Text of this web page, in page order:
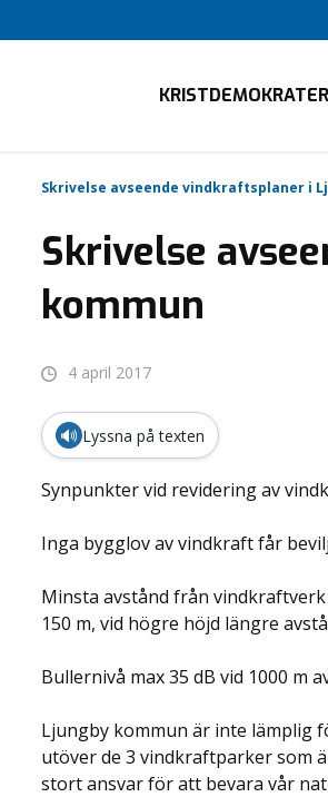
Skrivelse avseende vindkraftsplaner i
Skrivelse
kommun
4 april 2017
🔊 Lyssna på texten
Synpunkter vid revidering av
Inga bygglov av vindkraft får
Minsta avstånd från
150 m, vid högre höjd längre
Bullernivå max 35 dB vid 1000 m
Ljungby kommun är inte lämplig
utöver de 3 vindkraftparker som
stort ansvar för att bevara vår